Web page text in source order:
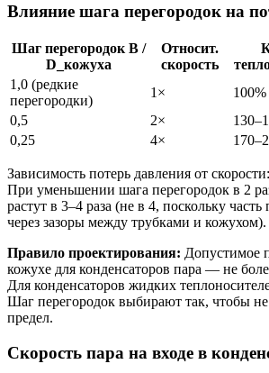
Влияние шага перегородок на
Шаг перегородок B /
D_кожуха
Относит.
скорость
1,0 (редкие
перегородки)
1× 100%
0,5
2×
0,25
4×
Зависимость потерь давления от
При уменьшении шага перегородок в 2
растут в 3–4 раза (не в 4, поскольку часть
через зазоры между трубками и кожухом).
Правило проектирования: Допустимое
кожухе для конденсаторов пара — не
Для конденсаторов жидких
Шаг перегородок выбирают так, чтобы не
предел.
Скорость пара на входе в